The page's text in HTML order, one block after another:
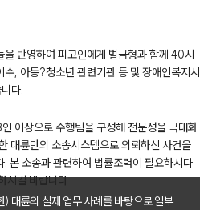
을 반영하여 피고인에게 벌금형과 함께 40시
, 아동?청소년 관련기관 등 및 장애인복지시
다.
이상으로 수행팀을 구성해 전문성을 극대화
대륜만의 소송시스템으로 의뢰하신 사건을
본 소송과 관련하여 법률조력이 필요하시다
시길 바랍니다.
대륜의 실제 업무 사례를 바탕으로 일부